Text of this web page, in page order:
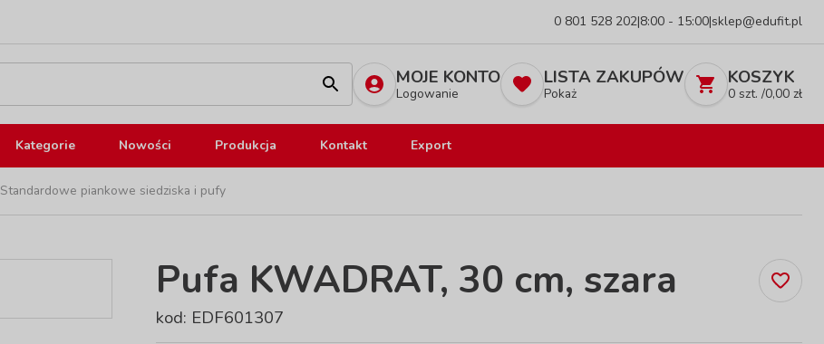
0 801 528 202|8:00 - 15:00|sklep@edufit.pl
MOJE KONTO
Logowanie
LISTA ZAKUPÓW
Pokaż
KOSZYK
0 szt. /0,00 zł
Kategorie Nowości Produkcja Kontakt Export
Standardowe piankowe siedziska i pufy
Pufa KWADRAT, 30 cm, szara
kod: EDF601307